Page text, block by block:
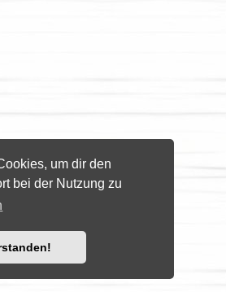
um dir den
bei der Nutzung zu